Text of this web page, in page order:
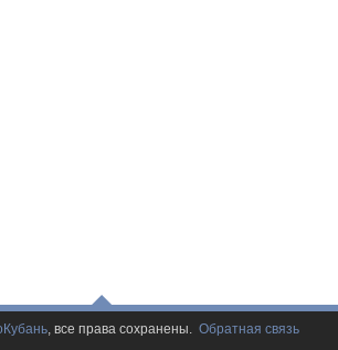
, все права сохранены. Обратная связь